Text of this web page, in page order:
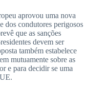
aprovou uma nova
dos condutores perigosos
que as sanções
devem ser
também estabelece
mutuamente sobre as
e para decidir se uma